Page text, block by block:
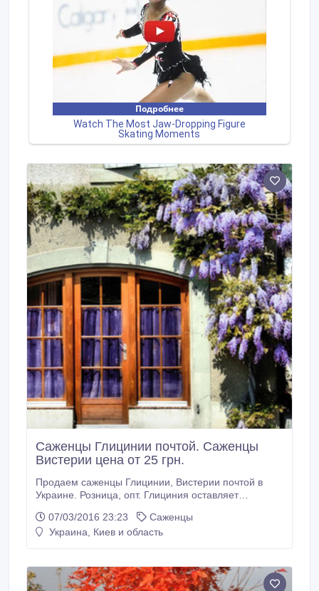
Саженцы Глицинии почтой. Саженцы
Вистерии цена от 25 грн.
Продаем саженцы Глицинии, Вистерии почтой в
Украине. Розница, опт. Глициния оставляет
видел ее цветение. Глицинию можно высадить у
беседки, перед входом в дом, украсить ею голую
07/03/2016 23:23
Саженцы
Украина, Киев и область